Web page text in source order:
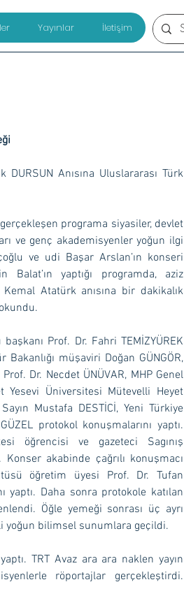
Yayınlar İletişim
ve genç akademisyenler yoğun ilgi
ve udi Başar Arslan’ın konseri
Balat’ın yaptığı programda, aziz
Atatürk anısına bir dakikalık
Prof. Dr. Fahri TEMİZYÜREK
müşaviri Doğan GÜNGÖR,
Dr. Necdet ÜNÜVAR, MHP Genel
Yesevi Üniversitesi Mütevelli Heyet
Mustafa DESTİCİ, Yeni Türkiye
protokol konuşmalarını yaptı.
öğrencisi ve gazeteci Sagınış
akabinde çağrılı konuşmacı
öğretim üyesi Prof. Dr. Tufan
yaptı. Daha sonra protokole katılan
Öğle yemeği sonrası üç ayrı
yoğun bilimsel sunumlara geçildi.
röportajlar gerçekleştirdi.